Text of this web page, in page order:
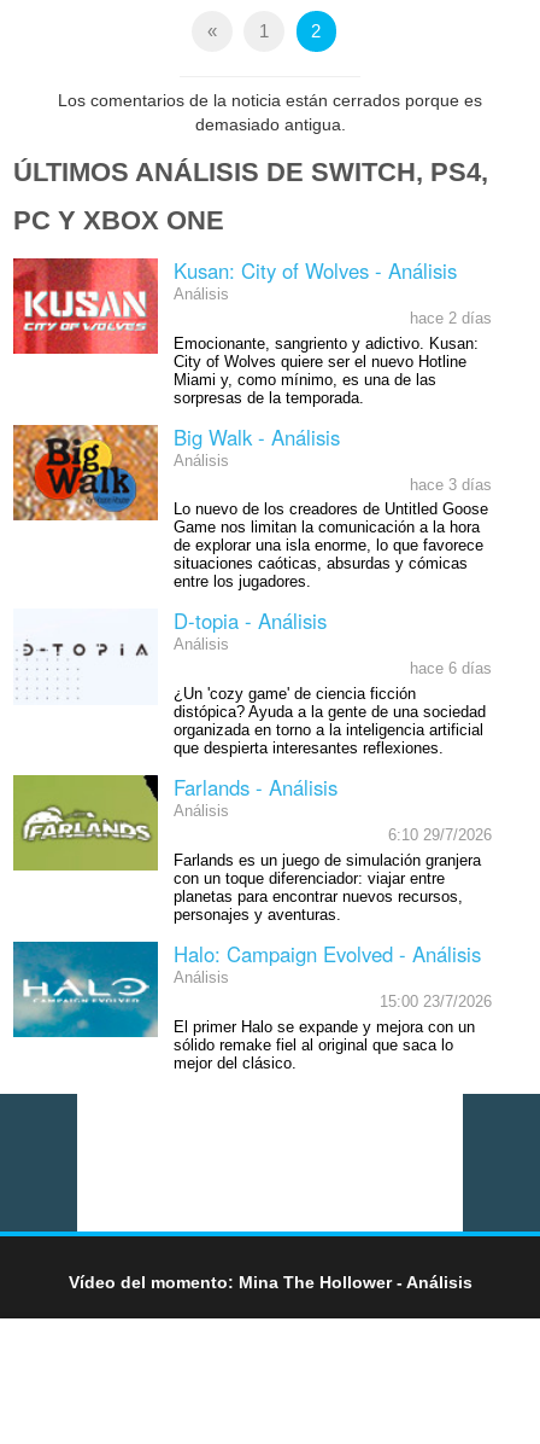
« 1 2
Los comentarios de la noticia están cerrados porque es
demasiado antigua.
ÚLTIMOS ANÁLISIS DE SWITCH, PS4,
PC Y XBOX ONE
Kusan: City of Wolves - Análisis
Análisis
hace 2 días
Emocionante, sangriento y adictivo. Kusan:
City of Wolves quiere ser el nuevo Hotline
Miami y, como mínimo, es una de las
sorpresas de la temporada.
Big Walk - Análisis
Análisis
hace 3 días
Lo nuevo de los creadores de Untitled Goose
Game nos limitan la comunicación a la hora
de explorar una isla enorme, lo que favorece
situaciones caóticas, absurdas y cómicas
entre los jugadores.
D-topia - Análisis
Análisis
hace 6 días
¿Un 'cozy game' de ciencia ficción
distópica? Ayuda a la gente de una sociedad
organizada en torno a la inteligencia artificial
que despierta interesantes reflexiones.
Farlands - Análisis
Análisis
6:10 29/7/2026
Farlands es un juego de simulación granjera
con un toque diferenciador: viajar entre
planetas para encontrar nuevos recursos,
personajes y aventuras.
Halo: Campaign Evolved - Análisis
Análisis
15:00 23/7/2026
El primer Halo se expande y mejora con un
sólido remake fiel al original que saca lo
mejor del clásico.
Vídeo del momento: Mina The Hollower - Análisis